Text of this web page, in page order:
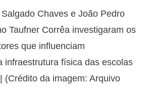
Chaves e João Pedro
Taufner Corrêa investigaram os
que influenciam
infraestrutura física das escolas
(Crédito da imagem: Arquivo